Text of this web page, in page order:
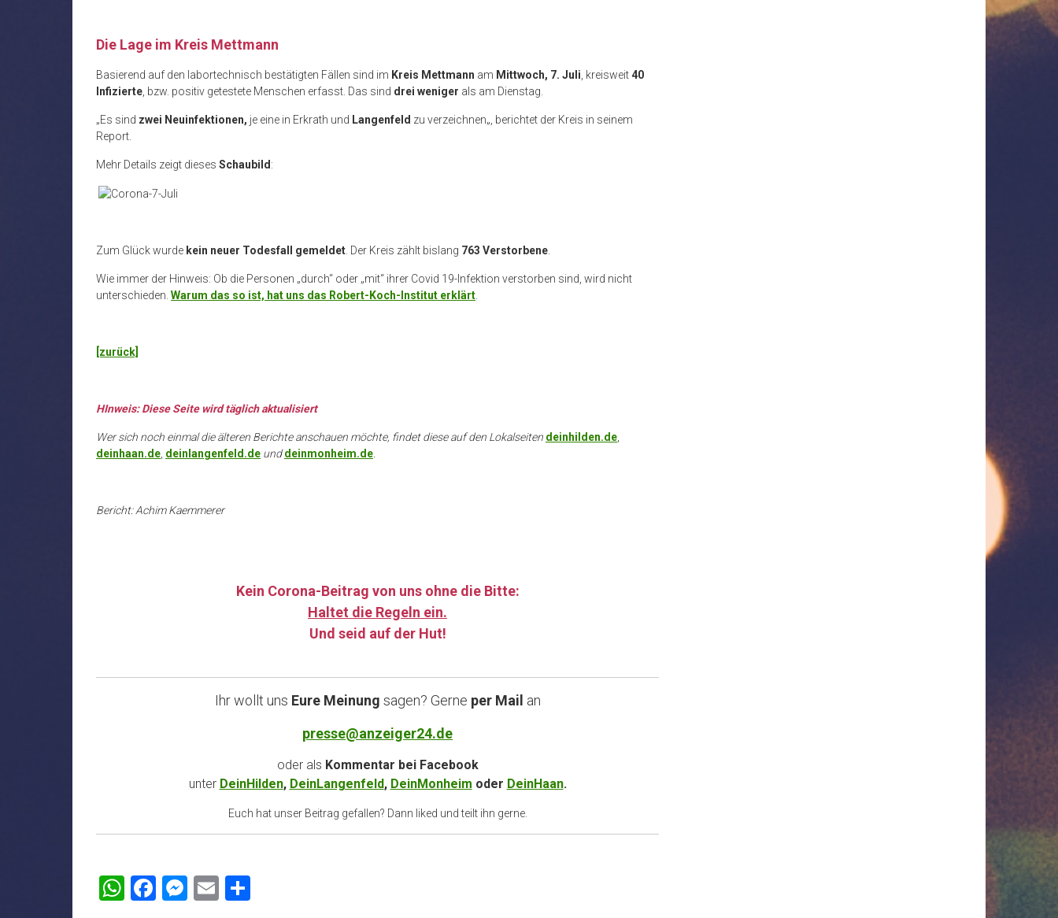
Die Lage im Kreis Mettmann
Basierend auf den labortechnisch bestätigten Fällen sind im Kreis Mettmann am Mittwoch, 7. Juli , kreisweit40
Infizierte , bzw. positiv getestete Menschen erfasst. Das sind drei weniger als am Dienstag.
„Es sind zwei Neuinfektionen, je eine in Erkrath und Langenfeld zu verzeichnen„ , berichtet der Kreis in seinem
Report.
Mehr Details zeigt dieses Schaubild :
Zum Glück wurde kein neuer Todesfall gemeldet . Der Kreis zählt bislang 763 Verstorbene
Wie immer der Hinweis: Ob die Personen „durch“ oder „mit“ ihrer Covid 19-Infektion verstorben sind, wird nicht
unterschieden. Warum das so ist, hat uns das Robert-Koch-Institut erklärt
[zurück]
HInweis: Diese Seite wird täglich aktualisiert
Wer sich noch einmal die älteren Berichte anschauen möchte, findet diese auf den Lokalseiten deinhilden.de
deinhaan.de deinlangenfeld.de unddeinmonheim.de
Bericht: Achim Kaemmerer
Kein Corona-Beitrag von uns ohne die Bitte:
Haltet die Regeln ein.
Und seid auf der Hut!
Ihr wollt uns Eure Meinung sagen? Gerne per Mail an
presse@anzeiger24.de
oder als Kommentar bei Facebook
unter DeinHilden, DeinLangenfeld, DeinMonheim oder DeinHaan.
Euch hat unser Beitrag gefallen? Dann liked und teilt ihn gerne.
WhatsApp
Facebook
Messenger
Email